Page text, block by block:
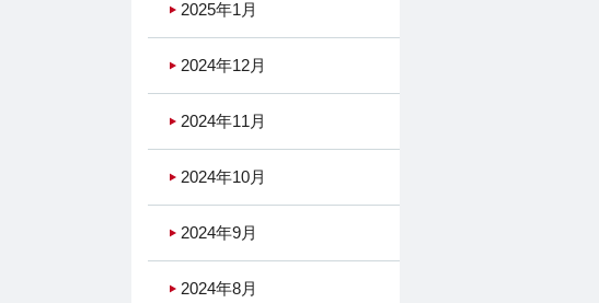
2025年1月
2024年12月
2024年11月
2024年10月
2024年9月
2024年8月